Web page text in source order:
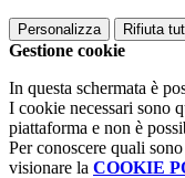
Personalizza Rifiuta
Gestione cookie
In questa schermata è
I cookie necessari sono
piattaforma e non è
Per conoscere quali
visionare la COOKIE